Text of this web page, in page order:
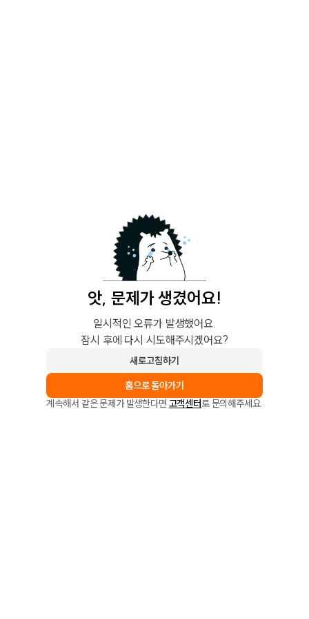
앗, 문제가 생겼어요!
일시적인 오류가 발생했어요.
잠시 후에 다시 시도해주시겠어요?
새로고침하기
홈으로 돌아가기
계속해서 같은 문제가 발생한다면 고객센터로 문의해주세요.